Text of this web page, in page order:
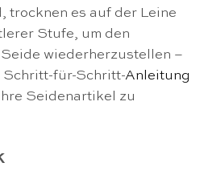
trocknen es auf der Leine
Stufe, um den
wiederherzustellen –
Schritt-für-Schritt-Anleitung
Seidenartikel zu